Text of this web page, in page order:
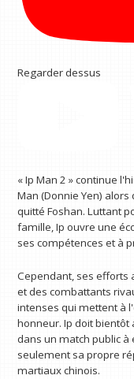
Regarder dessus
« Ip Man 2 » continue
Man (Donnie Yen)
quitté Foshan. Luttant
famille, Ip ouvre une
ses compétences et à
Cependant, ses efforts
et des combattants
intenses qui mettent à
honneur. Ip doit
dans un match public
seulement sa propre
martiaux chinois.